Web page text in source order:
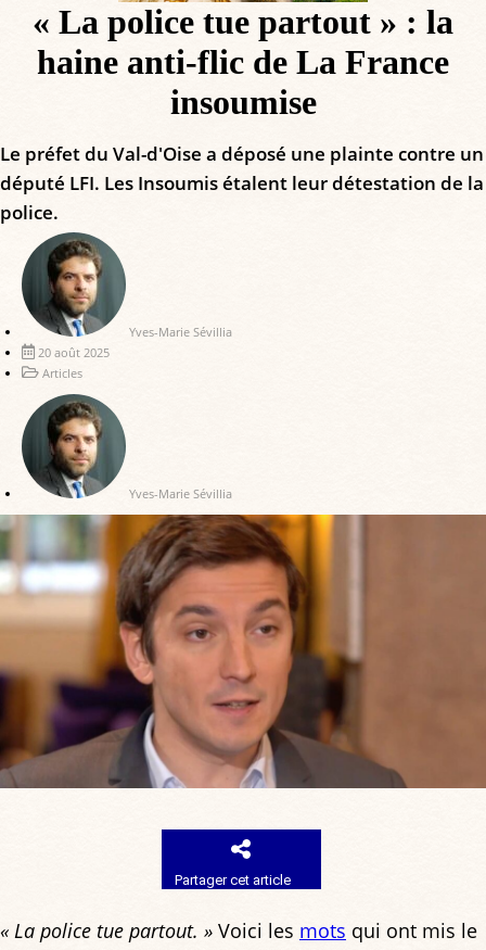
« La police tue partout » : la
haine anti-flic de La France
insoumise
Le préfet du Val-d'Oise a déposé une plainte contre un
député LFI. Les Insoumis étalent leur détestation de la
police.
Yves-Marie Sévillia
20 août 2025
Articles
Yves-Marie Sévillia
Partager cet article
« La police tue partout. » Voici les mots qui ont mis le